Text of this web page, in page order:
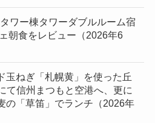
ワー棟タワーダブルルーム宿
朝食をレビュー（2026年6
玉ねぎ「札幌黄」を使った丘
て信州まつもと空港へ、更に
の「草笛」でランチ（2026年